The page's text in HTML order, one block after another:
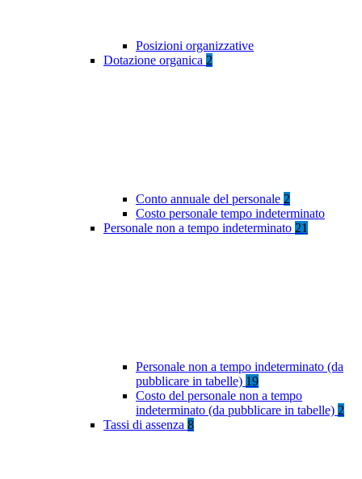
Posizioni organizzative
Dotazione organica 2
Conto annuale del personale 2
Costo personale tempo indeterminato
Personale non a tempo indeterminato 21
Personale non a tempo indeterminato (da
pubblicare in tabelle) 19
Costo del personale non a tempo
indeterminato (da pubblicare in tabelle) 2
Tassi di assenza 8